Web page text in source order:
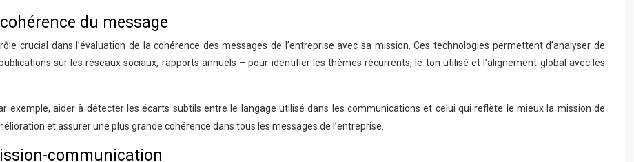
du message
crucial dans l’évaluation de la cohérence des messages de l’entreprise avec sa mission. Ces technologies permettent d’analyser de
sur les réseaux sociaux, rapports annuels – pour identifier les thèmes récurrents, le ton utilisé et l’alignement global avec les
exemple, aider à détecter les écarts subtils entre le langage utilisé dans les communications et celui qui reflète le mieux la mission de
et assurer une plus grande cohérence dans tous les messages de l’entreprise.
communication